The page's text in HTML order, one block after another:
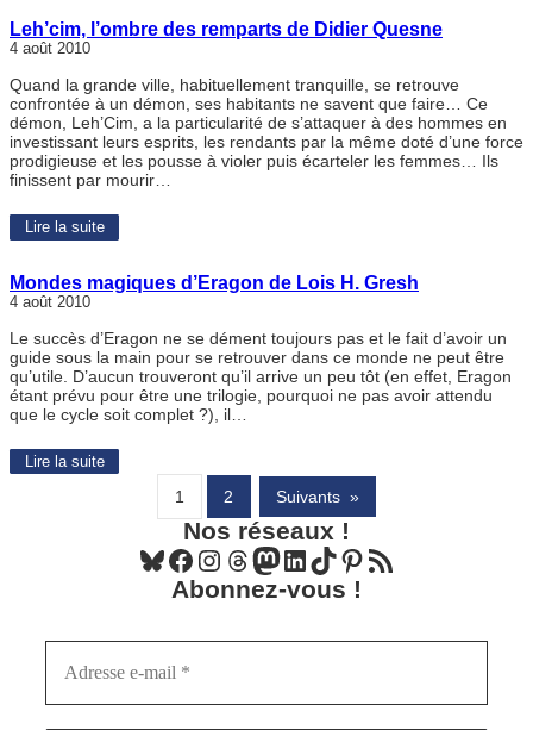
Leh’cim, l’ombre des remparts de Didier Quesne
4 août 2010
Quand la grande ville, habituellement tranquille, se retrouve
confrontée à un démon, ses habitants ne savent que faire… Ce
démon, Leh’Cim, a la particularité de s’attaquer à des hommes en
investissant leurs esprits, les rendants par la même doté d’une force
prodigieuse et les pousse à violer puis écarteler les femmes… Ils
finissent par mourir…
Lire la suite
Mondes magiques d’Eragon de Lois H. Gresh
4 août 2010
Le succès d’Eragon ne se dément toujours pas et le fait d’avoir un
guide sous la main pour se retrouver dans ce monde ne peut être
qu’utile. D’aucun trouveront qu’il arrive un peu tôt (en effet, Eragon
étant prévu pour être une trilogie, pourquoi ne pas avoir attendu
que le cycle soit complet ?), il…
Lire la suite
1 2 Suivants »
Nos réseaux !
Bluesky Facebook Instagram Threads Mastodon LinkedIn TikTok Pinterest Flux RSS
Abonnez-vous !